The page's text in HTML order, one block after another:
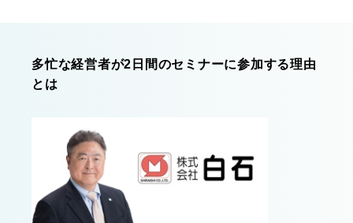
多忙な経営者が2日間のセミナーに参加する理由
とは